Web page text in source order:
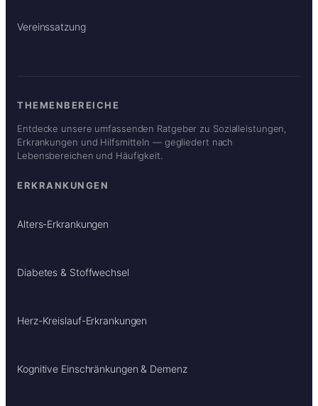
Vereinssatzung
THEMENBEREICHE
Entdecke unsere umfassenden Ratgeber zu Sozialleistungen,
Erkrankungen und Hilfsmitteln — gegliedert nach
Lebensbereichen und Häufigkeit.
ERKRANKUNGEN
Alters-Erkrankungen
Diabetes & Stoffwechsel
Herz-Kreislauf-Erkrankungen
Kognitive Einschränkungen & Demenz